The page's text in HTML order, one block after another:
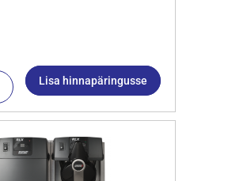
Lisa hinnapäringusse